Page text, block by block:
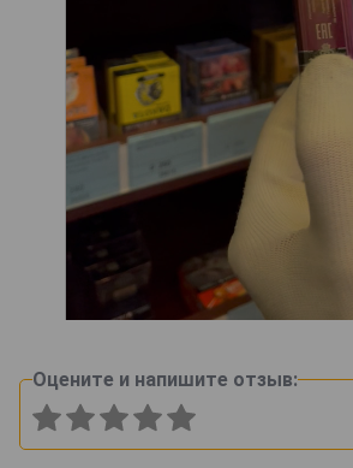
Оцените и напишите отзыв: